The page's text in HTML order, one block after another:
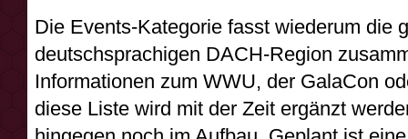
Die Events-Kategorie fasst wiederum die
deutschsprachigen DACH-Region
Informationen zum WWU, der GalaCon
diese Liste wird mit der Zeit ergänzt